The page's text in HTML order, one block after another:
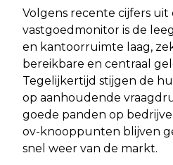
Volgens recente cijfers
vastgoedmonitor is de
en kantoorruimte laag,
bereikbare en centraal
Tegelijkertijd stijgen de
op aanhoudende
goede panden op
ov-knooppunten blijven
snel weer van de markt.